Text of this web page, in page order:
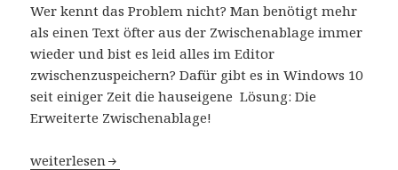
Wer kennt das Problem nicht? Man benötigt mehr
als einen Text öfter aus der Zwischenablage immer
wieder und bist es leid alles im Editor
zwischenzuspeichern? Dafür gibt es in Windows 10
seit einiger Zeit die hauseigene Lösung: Die
Erweiterte Zwischenablage!
Erweiterte Zwischenablage für Windows 10
weiterlesen